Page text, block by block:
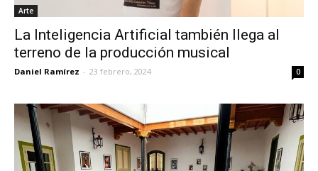
Arte
La Inteligencia Artificial también llega al
terreno de la producción musical
Daniel Ramírez - 23 febrero, 2024 0